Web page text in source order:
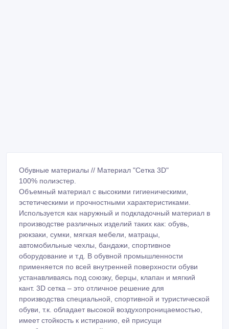
рюкзаки, сумки, мягкая мебели, матрацы,
автомобильные чехлы, бандажи, спортивное
оборудование и т.д. В обувной промышленности
применяется по всей внутренней поверхности обуви
устанавливаясь под союзку, берцы, клапан и мягкий
кант. 3D сетка – это отличное решение для
производства специальной, спортивной и туристической
обуви, т.к. обладает высокой воздухопроницаемостью,
имеет стойкость к истиранию, ей присущи
антибактериальные свойства и она практична в
использовании.